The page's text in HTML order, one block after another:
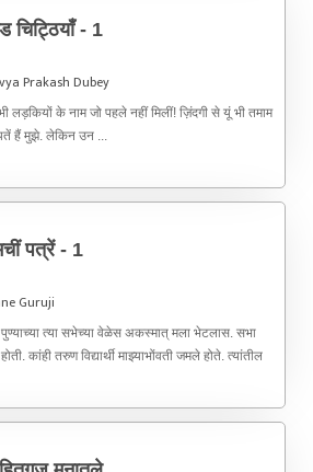
चिट्ठियाँ - 1
Prakash Dubey
लड़कियों के नाम जो पहले नहीं मिलीं! ज़िंदगी से यूं भी तमाम
हैं मुझे. लेकिन उन ...
पत्रें - 1
Guruji
पुण्याच्या त्या सभेच्या वेळेस अकस्मात् मला भेटलास. सभा
कांही तरुण विद्यार्थी माझ्याभोंवती जमले होते. त्यांतील